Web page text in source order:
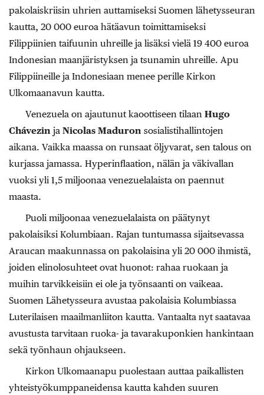
pakolaiskriisin uhrien auttamiseksi Suomen lähetysseuran
kautta, 20 000 euroa hätäavun toimittamiseksi
Filippiinien taifuunin uhreille ja lisäksi vielä 19 400 euroa
Indonesian maanjäristyksen ja tsunamin uhreille. Apu
Filippiineille ja Indonesiaan menee perille Kirkon
Ulkomaanavun kautta.
Venezuela on ajautunut kaoottiseen tilaan Hugo
Chávezin ja Nicolas Maduron sosialistihallintojen
aikana. Vaikka maassa on runsaat öljyvarat, sen talous on
kurjassa jamassa. Hyperinflaation, nälän ja väkivallan
vuoksi yli 1,5 miljoonaa venezuelalaista on paennut
maasta.
Puoli miljoonaa venezuelalaista on päätynyt
pakolaisiksi Kolumbiaan. Rajan tuntumassa sijaitsevassa
Araucan maakunnassa on pakolaisina yli 20 000 ihmistä,
joiden elinolosuhteet ovat huonot: rahaa ruokaan ja
muihin tarvikkeisiin ei ole ja työnsaanti on vaikeaa.
Suomen Lähetysseura avustaa pakolaisia Kolumbiassa
Luterilaisen maailmanliiton kautta. Vantaalta nyt saatavaa
avustusta tarvitaan ruoka- ja tavarakuponkien hankintaan
sekä työnhaun ohjaukseen.
Kirkon Ulkomaanapu puolestaan auttaa paikallisten
yhteistyökumppaneidensa kautta kahden suuren